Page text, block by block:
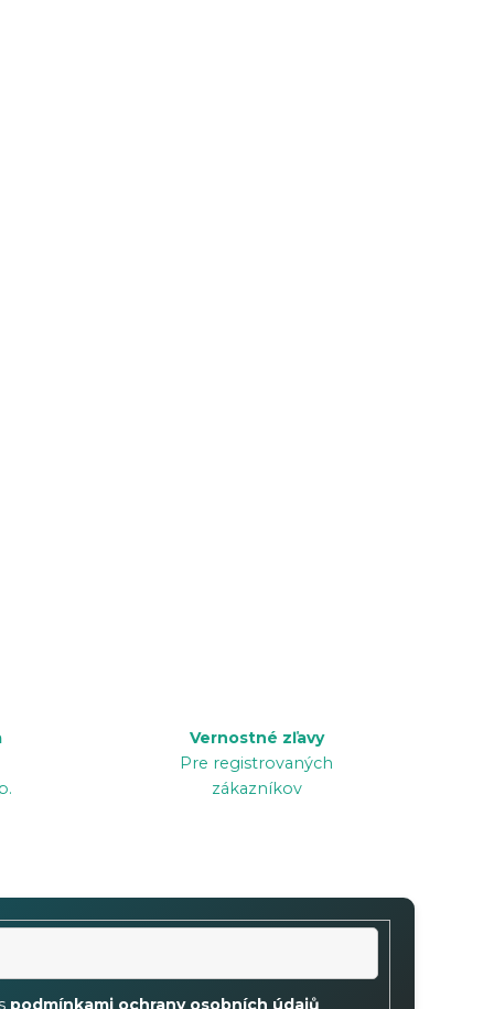
Vernostné zľavy
Pre registrovaných
zákazníkov
podmínkami ochrany osobních údajů